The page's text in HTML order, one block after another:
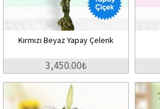
Kırmızı Beyaz Yapay Çelenk
3,450.00₺